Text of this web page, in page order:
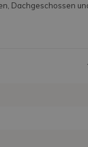
Dachgeschossen